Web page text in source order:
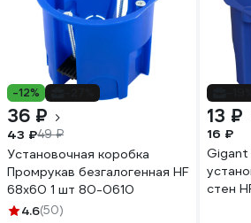
-12%
36 ₽
43 ₽49 ₽
Установочная коробка
Промрукав безгалогенная HF
68х60 1 шт 80-0610
4.6(50)
13 ₽
16 ₽
Gigant
стен